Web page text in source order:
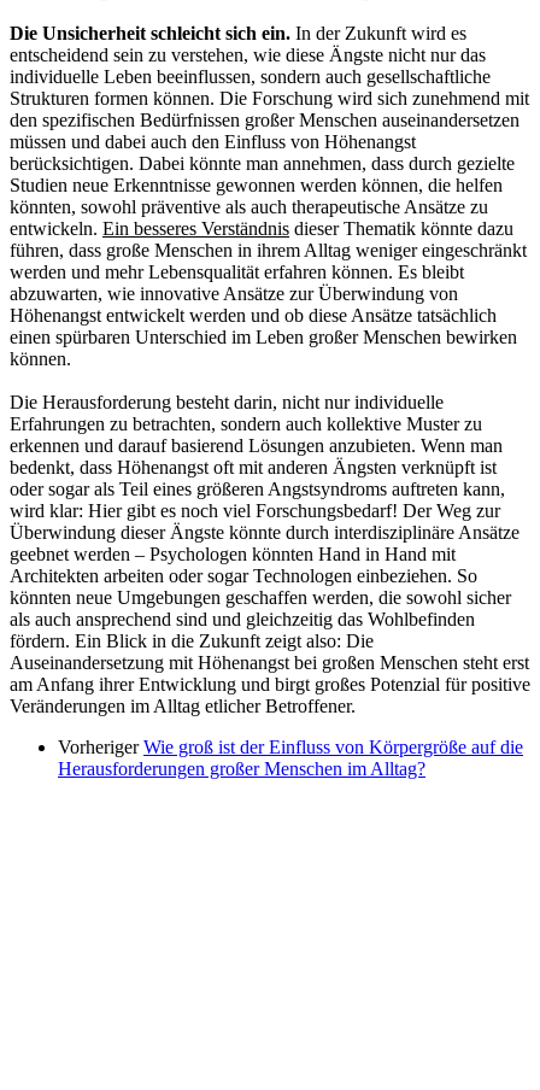
Die Unsicherheit schleicht sich ein. In der Zukunft wird es
entscheidend sein zu verstehen, wie diese Ängste nicht nur das
individuelle Leben beeinflussen, sondern auch gesellschaftliche
Strukturen formen können. Die Forschung wird sich zunehmend mit
den spezifischen Bedürfnissen großer Menschen auseinandersetzen
müssen und dabei auch den Einfluss von Höhenangst
berücksichtigen. Dabei könnte man annehmen, dass durch gezielte
Studien neue Erkenntnisse gewonnen werden können, die helfen
könnten, sowohl präventive als auch therapeutische Ansätze zu
entwickeln. Ein besseres Verständnis dieser Thematik könnte dazu
führen, dass große Menschen in ihrem Alltag weniger eingeschränkt
werden und mehr Lebensqualität erfahren können. Es bleibt
abzuwarten, wie innovative Ansätze zur Überwindung von
Höhenangst entwickelt werden und ob diese Ansätze tatsächlich
einen spürbaren Unterschied im Leben großer Menschen bewirken
können.
Die Herausforderung besteht darin, nicht nur individuelle
Erfahrungen zu betrachten, sondern auch kollektive Muster zu
erkennen und darauf basierend Lösungen anzubieten. Wenn man
bedenkt, dass Höhenangst oft mit anderen Ängsten verknüpft ist
oder sogar als Teil eines größeren Angstsyndroms auftreten kann,
wird klar: Hier gibt es noch viel Forschungsbedarf! Der Weg zur
Überwindung dieser Ängste könnte durch interdisziplinäre Ansätze
geebnet werden – Psychologen könnten Hand in Hand mit
Architekten arbeiten oder sogar Technologen einbeziehen. So
könnten neue Umgebungen geschaffen werden, die sowohl sicher
als auch ansprechend sind und gleichzeitig das Wohlbefinden
fördern. Ein Blick in die Zukunft zeigt also: Die
Auseinandersetzung mit Höhenangst bei großen Menschen steht erst
am Anfang ihrer Entwicklung und birgt großes Potenzial für positive
Veränderungen im Alltag etlicher Betroffener.
Vorheriger Wie groß ist der Einfluss von Körpergröße auf die
Herausforderungen großer Menschen im Alltag?